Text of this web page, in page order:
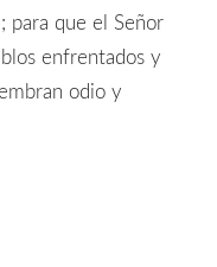
para que el Señor
enfrentados y
odio y